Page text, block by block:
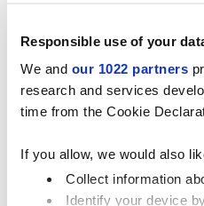
Responsible use of your
We and our 1022 partners
research and services
time from the Cookie
If you allow, we would also
Collect information
Identify your device